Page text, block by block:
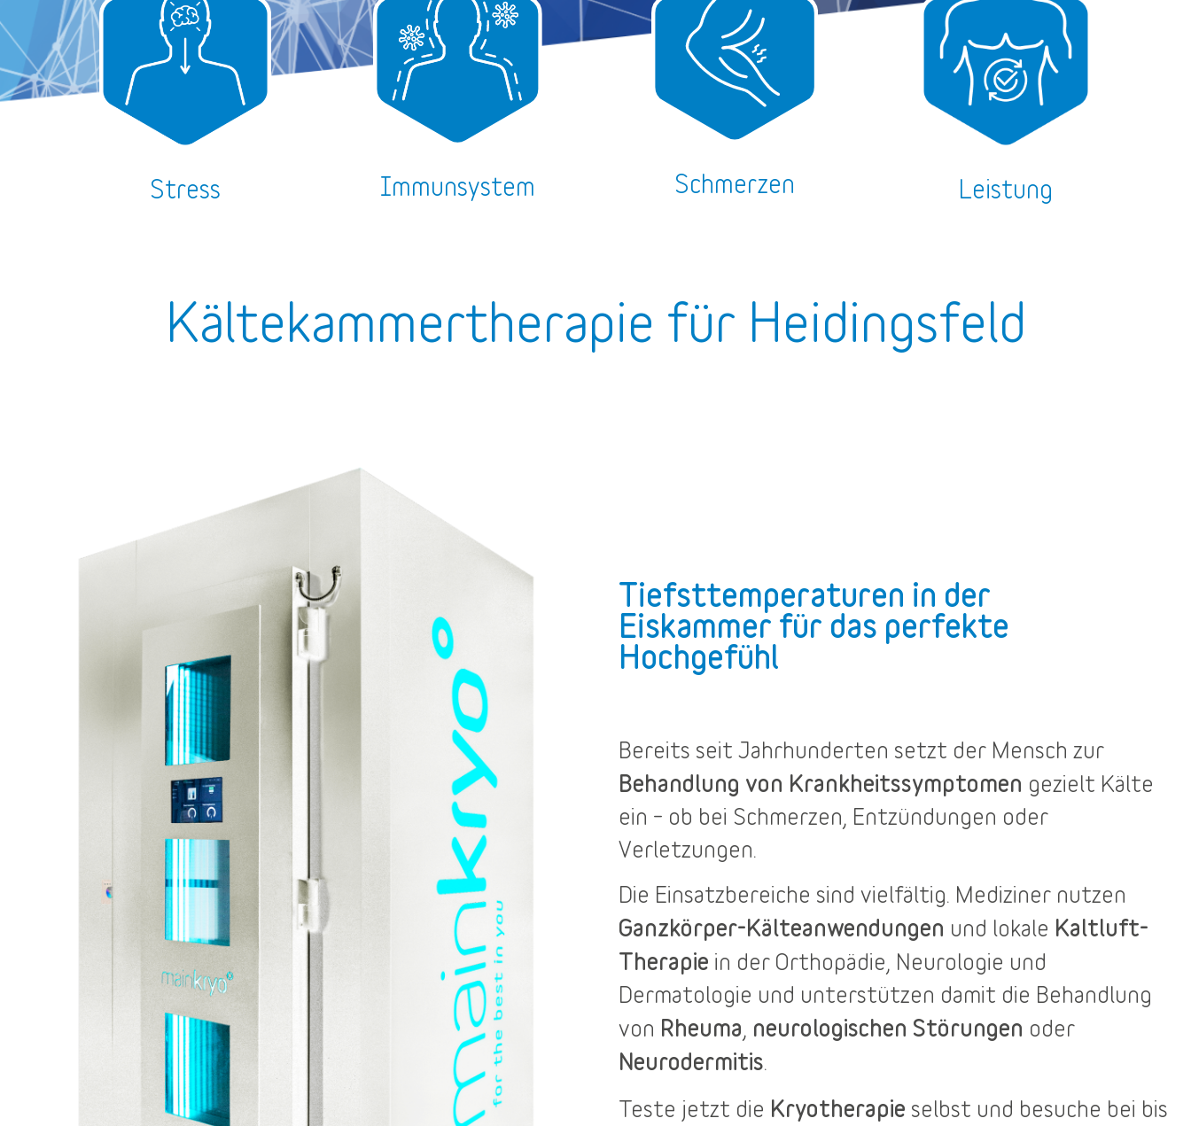
Stress Immunsystem Schmerzen Leistung
Kältekammertherapie für Heidingsfeld
Tiefsttemperaturen in der
Eiskammer für das perfekte
Hochgefühl
Bereits seit Jahrhunderten setzt der Mensch zur
Behandlung von Krankheitssymptomen gezielt Kälte
ein – ob bei Schmerzen, Entzündungen oder
Verletzungen.
Die Einsatzbereiche sind vielfältig. Mediziner nutzen
Ganzkörper-Kälteanwendungen und lokale Kaltluft-
Therapie in der Orthopädie, Neurologie und
Dermatologie und unterstützen damit die Behandlung
von Rheuma, neurologischen Störungen oder
Neurodermitis.
Teste jetzt die Kryotherapie selbst und besuche bei bis